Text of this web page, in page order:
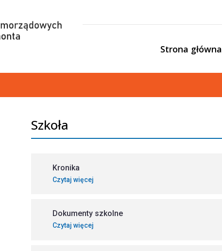
Strona główna
Szkoła
Kronika
Czytaj więcej
Dokumenty szkolne
Czytaj więcej